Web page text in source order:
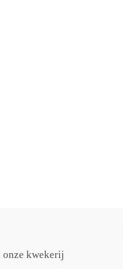
onze kwekerij